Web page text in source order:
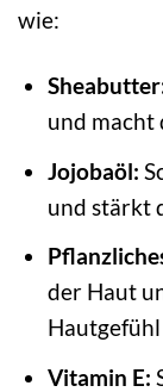
wie:
und macht
Jojobaöl:
und stärkt
der Haut
Hautgefühl
Vitamin E: